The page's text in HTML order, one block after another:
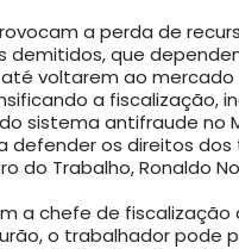
a perda de
demitidos, que
voltarem ao mercado
a fiscalização,
sistema antifraude no
defender os direitos dos
do Trabalho, Ronaldo
a chefe de fiscalização
o trabalhador pode